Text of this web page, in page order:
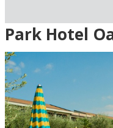
Ankomst
Grön =
genomföra direkt).
Gul =
förfrågan - vi
bokningsbekräftelse).
Park Hotel